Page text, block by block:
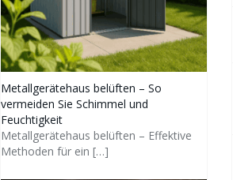
Metallgerätehaus belüften – So
vermeiden Sie Schimmel und
Feuchtigkeit
Metallgerätehaus belüften – Effektive
Methoden für ein […]